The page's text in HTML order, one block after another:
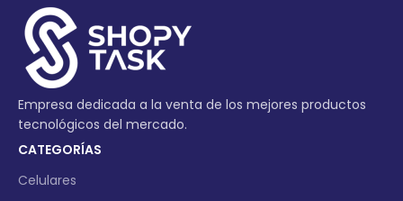
Empresa dedicada a la venta de los mejores productos
tecnológicos del mercado.
CATEGORÍAS
Celulares